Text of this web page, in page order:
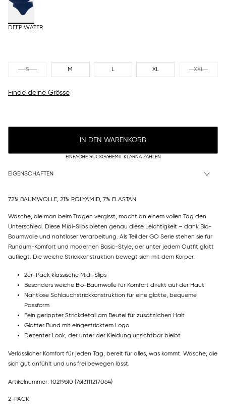
DEEP WATER
S M L XL XXL
Finde deine Grösse
IN DEN WARENKORB
EINFACHE RÜCKGABEMIT KLARNA ZAHLEN
EIGENSCHAFTEN
72% BAUMWOLLE, 21% POLYAMID, 7% ELASTAN
Wäsche, die man beim Tragen vergisst, macht an einem vollen Tag den
Unterschied. Diese Midi-Slips bieten genau diese Leichtigkeit – dank Bio-
Baumwolle und nahtloser Verarbeitung. Als Teil der GO Serie stehen sie für
Rundum-Komfort und modernen Basic-Style, der unter jedem Outfit glatt
aufliegt. Die weiche Strickkonstruktion bewegt sich mit dem Körper.
2er-Pack klassische Midi-Slips
Besonders weiche Bio-Baumwolle für Komfort direkt auf der Haut
Nahtlose Schlauchstrickkonstruktion für eine glatte, bequeme
Passform
Fein gerippter Strickdetail am Beutel für zusätzlichen Halt
Glatter Bund mit eingestricktem Logo
Dezenter Look, der unter der Kleidung unsichtbar bleibt
Verlässlicher Komfort für jeden Tag, bereit für alles, was kommt. Wäsche, die
sich gut anfühlt und uns frei bewegen lässt.
Artikelnummer: 10219610 (7613111217064)
2-PACK